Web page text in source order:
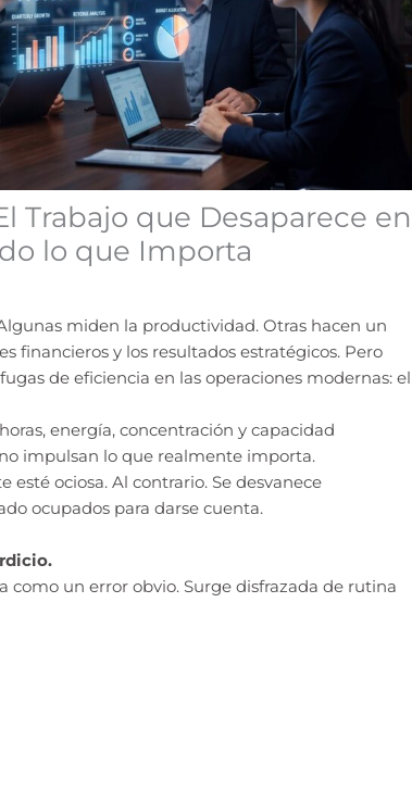
Trabajo que Desaparece en
lo que Importa
miden la productividad. Otras hacen un
financieros y los resultados estratégicos. Pero
de eficiencia en las operaciones modernas: el
energía, concentración y capacidad
impulsan lo que realmente importa.
ociosa. Al contrario. Se desvanece
ocupados para darse cuenta.
como un error obvio. Surge disfrazada de rutina